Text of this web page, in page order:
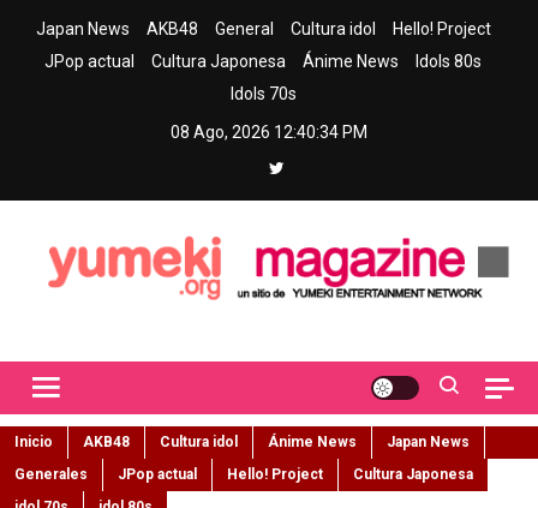
Japan News AKB48 General Cultura idol
Hello! Project
JPop actual
Cultura Japonesa Ánime News
Idols 80s
Idols 70s
08 Ago, 2026 12:40:35 PM
Inicio AKB48 Cultura idol Ánime News
Japan News
Generales
JPop actual Hello! Project
Cultura Japonesa